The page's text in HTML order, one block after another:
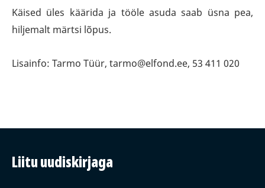
Käised üles käärida ja tööle asuda saab üsna pea,
hiljemalt märtsi lõpus.
Lisainfo: Tarmo Tüür, tarmo@elfond.ee, 53 411 020
Liitu uudiskirjaga